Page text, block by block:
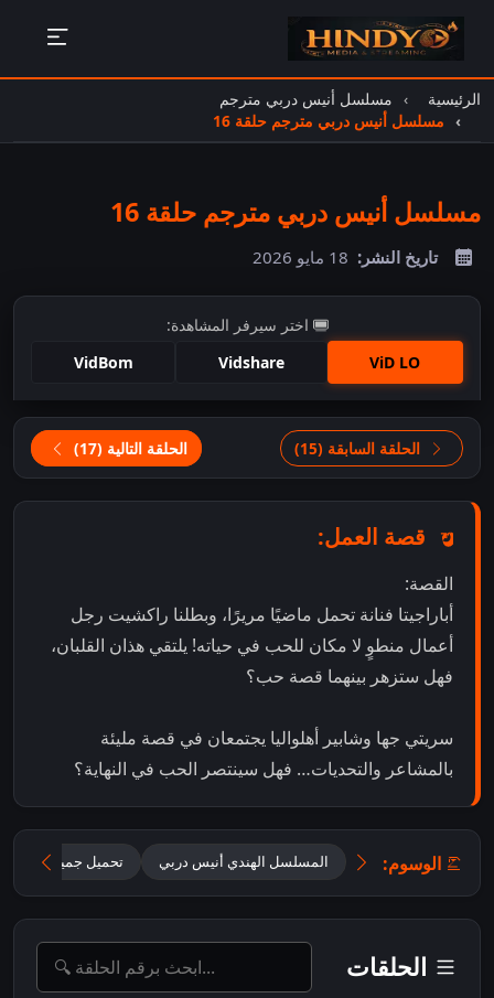
الرئيسية
مسلسل أنيس دربي مترجم
مسلسل أنيس دربي مترجم حلقة 16
مسلسل أنيس دربي مترجم حلقة 16
تاريخ النشر: 18 مايو 2026
اختر سيرفر المشاهدة:
ViD LO
Vidshare
VidBom
اضغط للمشاهدة
الحلقة السابقة (15)
الحلقة التالية (17)
قصة العمل:
القصة:
أباراجيتا فنانة تحمل ماضيًا مريرًا، وبطلنا راكشيت رجل
أعمال منطوٍ لا مكان للحب في حياته! يلتقي هذان القلبان،
فهل ستزهر بينهما قصة حب؟
سريتي جها وشابير أهلواليا يجتمعان في قصة مليئة
بالمشاعر والتحديات… فهل سينتصر الحب في النهاية؟
الوسوم: المسلسل الهندي أنيس دربي تحميل جميع حلقات Oh Humnava – Tum Dena Saath Mera مترجمة
الحلقات